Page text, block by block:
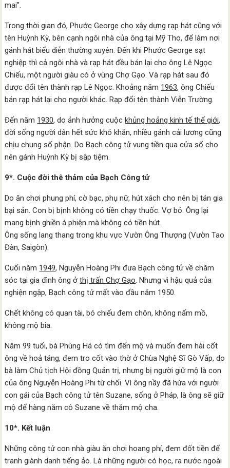
mai”.
Trong thời gian đó, Phước George cho xây dựng rạp hát cũng với
tên Huỳnh Kỳ, bên cạnh ngôi nhà của ông tại Mỹ Tho, để làm nơi
gánh hát biểu diễn thường xuyên. Đến khi Phước George sạt
nghiệp thì cả ngôi nhà và rạp hát đều bán lại cho ông Lê Ngọc
Chiếu, một người giàu có ở vùng Chợ Gạo. Và rạp hát sau đó
được đổi tên thành rạp Lê Ngọc. Khoảng năm 1963, ông Chiếu
bán rạp hát lại cho người khác. Rạp đổi tên thành Viễn Trường.
Đến năm 1930, do ảnh hưởng cuộckhủng hoảng kinh tế thế giới,
đời sống người dân hết sức khó khăn, nhiều gánh cải lương cũng
chịu chung số phận. Do Bạch công tử vung tiền qua cửa sổ cho
nên gánh Huỳnh Kỳ bị sập tiệm.
9*. Cuộc đời thê thảm của Bạch Công tử
Do ăn chơi phung phí, cờ bạc, phụ nữ, hút xách cho nên bị tán gia
bại sản. Con bị bịnh không có tiền chạy thuốc. Vợ bỏ. Ông lại
mang bịnh ghiền á phiện mà không có tiền hút.
Ông sống lang thang trong khu vực Vườn Ông Thượng (Vườn Tao
Đàn, Saigòn).
Cuối năm 1949, Nguyễn Hoàng Phi đưa Bạch công tử về chăm
sóc tại gia đình ông ởthị trấn Chợ Gạo. Nhưng vì hậu quả của
nghiện ngập, Bạch công tử mất vào đầu năm 1950.
Chết không có quan tài, bó chiếu đem chôn, không nấm mồ,
không mộ bia.
Năm 99 tuổi, bà Phùng Há có tìm đến mộ và muốn đem hài cốt
ông về hoả táng, đem tro cốt vào thờ ở Chùa Nghệ Sĩ Gò Vấp, do
bà làm Chủ tịch Hội đồng Quản trị, nhưng bị người giữ mộ là con
của ông Nguyễn Hoàng Phi từ chối. Vì ông nầy đã hứa với người
con gái của Bạch công tử tên Suzane, sống ở Pháp, là ông sẽ giữ
mộ để hàng năm cô Suzane về thăm mộ cha.
10*. Kết luận
Những công tử con nhà giàu ăn chơi hoang phí, đem đốt tiền để
tranh giành danh tiếng ảo. Là những người có học, ra nước ngoài